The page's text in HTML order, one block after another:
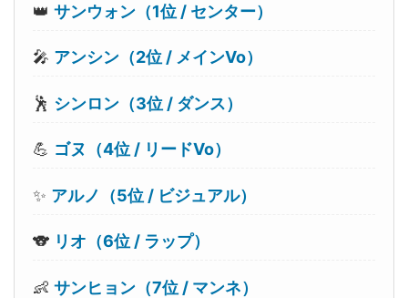
👑 サンウォン（1位 / センター）
🎤 アンシン（2位 / メインVo）
🕺 シンロン（3位 / ダンス）
💪 ゴヌ（4位 / リードVo）
✨ アルノ（5位 / ビジュアル）
🐨 リオ（6位 / ラップ）
👶 サンヒョン（7位 / マンネ）